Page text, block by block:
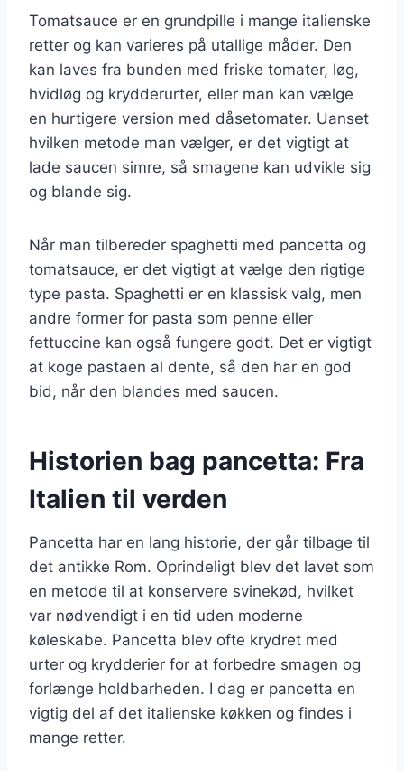
Tomatsauce er en grundpille i mange italienske
retter og kan varieres på utallige måder. Den
kan laves fra bunden med friske tomater, løg,
hvidløg og krydderurter, eller man kan vælge
en hurtigere version med dåsetomater. Uanset
hvilken metode man vælger, er det vigtigt at
lade saucen simre, så smagene kan udvikle sig
og blande sig.
Når man tilbereder spaghetti med pancetta og
tomatsauce, er det vigtigt at vælge den rigtige
type pasta. Spaghetti er en klassisk valg, men
andre former for pasta som penne eller
fettuccine kan også fungere godt. Det er vigtigt
at koge pastaen al dente, så den har en god
bid, når den blandes med saucen.
Historien bag pancetta: Fra
Italien til verden
Pancetta har en lang historie, der går tilbage til
det antikke Rom. Oprindeligt blev det lavet som
en metode til at konservere svinekød, hvilket
var nødvendigt i en tid uden moderne
køleskabe. Pancetta blev ofte krydret med
urter og krydderier for at forbedre smagen og
forlænge holdbarheden. I dag er pancetta en
vigtig del af det italienske køkken og findes i
mange retter.